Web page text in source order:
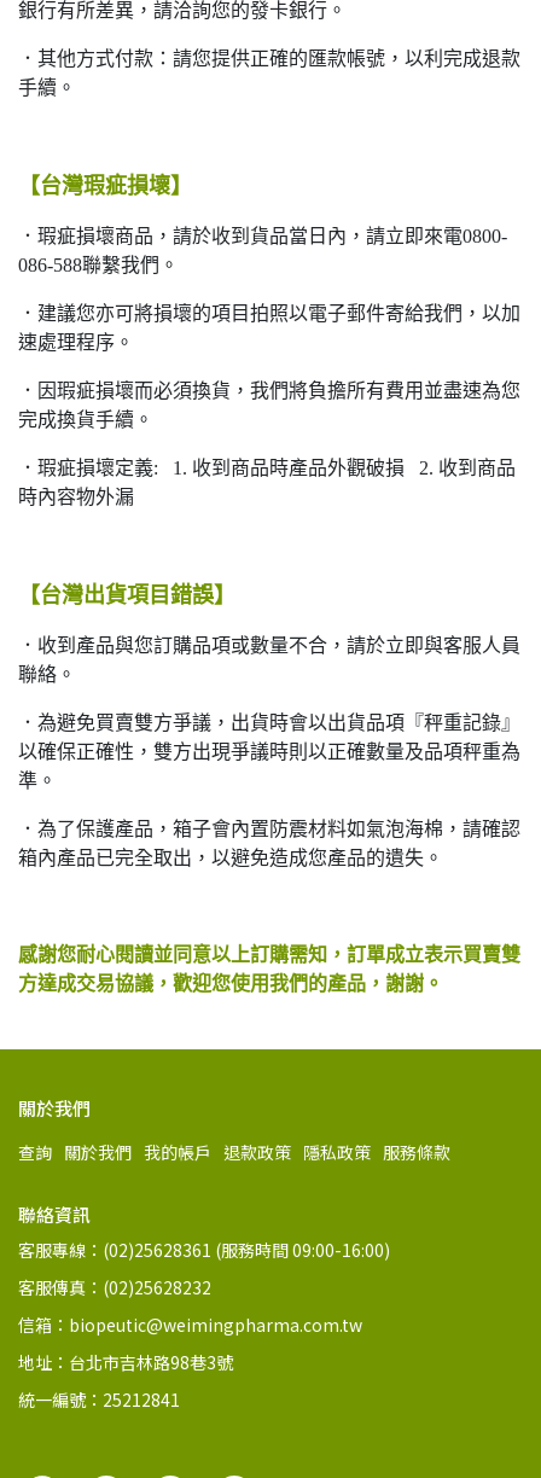
銀行有所差異，請洽詢您的發卡銀行。
．其他方式付款：請您提供正確的匯款帳號，以利完成退款
手續。
【台灣瑕疵損壞】
．瑕疵損壞商品，請於收到貨品當日內，請立即來電0800-
086-588聯繫我們。
．建議您亦可將損壞的項目拍照以電子郵件寄給我們，以加
速處理程序。
．因瑕疵損壞而必須換貨，我們將負擔所有費用並盡速為您
完成換貨手續。
．瑕疵損壞定義: 1. 收到商品時產品外觀破損 2. 收到商品
時內容物外漏
【台灣出貨項目錯誤】
．收到產品與您訂購品項或數量不合，請於立即與客服人員
聯絡。
．為避免買賣雙方爭議，出貨時會以出貨品項『秤重記錄』
以確保正確性，雙方出現爭議時則以正確數量及品項秤重為
準。
．為了保護產品，箱子會內置防震材料如氣泡海棉，請確認
箱內產品已完全取出，以避免造成您產品的遺失。
感謝您耐心閱讀並同意以上訂購需知，訂單成立表示買賣雙
方達成交易協議，歡迎您使用我們的產品，謝謝。
關於我們
查詢 關於我們 我的帳戶 退款政策 隱私政策 服務條款
聯絡資訊
客服專線：(02)25628361 (服務時間 09:00-16:00)
客服傳真：(02)25628232
信箱：biopeutic@weimingpharma.com.tw
地址：台北市吉林路98巷3號
統一編號：25212841